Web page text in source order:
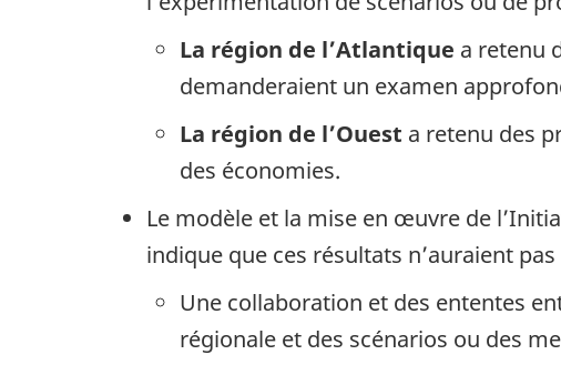
La région de l’Atlantique a retenu
demanderaient un examen
La région de l’Ouest a retenu des
des économies.
Le modèle et la mise en œuvre de
indique que ces résultats n’auraient
Une collaboration et des ententes
régionale et des scénarios ou des